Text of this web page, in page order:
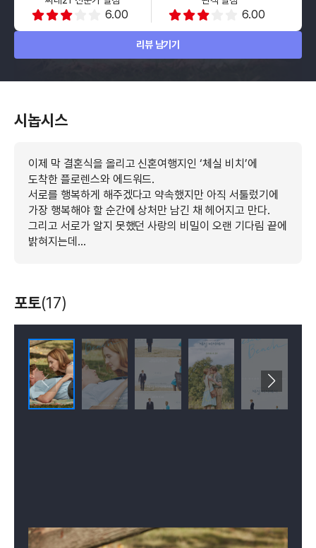
6.00 6.00
리뷰 남기기
시놉시스
이제 막 결혼식을 올리고 신혼여행지인 ‘체실 비치’에
도착한 플로렌스와 에드워드.
서로를 행복하게 해주겠다고 약속했지만 아직 서툴렀기에
가장 행복해야 할 순간에 상처만 남긴 채 헤어지고 만다.
그리고 서로가 알지 못했던 사랑의 비밀이 오랜 기다림 끝에
밝혀지는데…
포토(17)